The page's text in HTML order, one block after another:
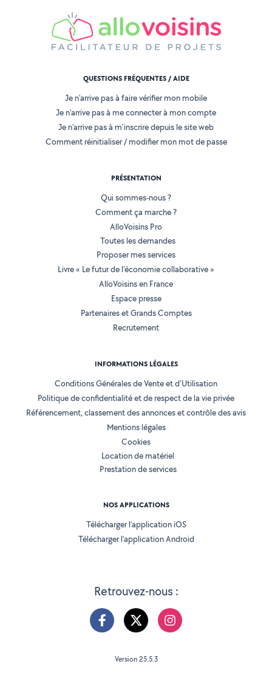
Retrouvez-nous :
QUESTIONS FRÉQUENTES / AIDE
Je n'arrive pas à faire vérifier mon mobile
Je n'arrive pas à me connecter à mon compte
Je n'arrive pas à m'inscrire depuis le site web
Comment réinitialiser / modifier mon mot de passe
PRÉSENTATION
Qui sommes-nous ?
Comment ça marche ?
AlloVoisins Pro
Toutes les demandes
Proposer mes services
Livre « Le futur de l'économie collaborative »
AlloVoisins en France
Espace presse
Partenaires et Grands Comptes
Recrutement
INFORMATIONS LÉGALES
Conditions Générales de Vente et d'Utilisation
Politique de confidentialité et de respect de la vie privée
Référencement, classement des annonces et contrôle des avis
Mentions légales
Cookies
Location de matériel
Prestation de services
NOS APPLICATIONS
Télécharger l’application iOS
Télécharger l’application Android
Version 25.5.3